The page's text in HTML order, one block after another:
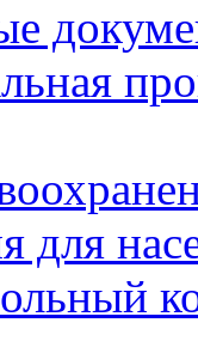
для